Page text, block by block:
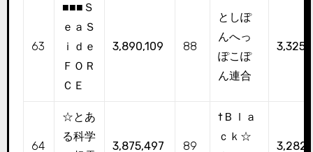
63
■■■Ｓ
ｅａＳ
ｉｄｅ
ＦＯＲ
ＣＥ
3,890,109 88
としぽ
んへっ
ぽこぽ
ん連合
64
☆とあ
る科学
3,875,497 89
†Ｂｌａ
ｃｋ☆